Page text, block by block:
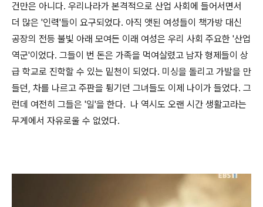
건만은 아니다. 우리나라가 본격적으로 산업 사회에 들어서면서
더 많은 '인력'들이 요구되었다. 아직 앳된 여성들이 책가방 대신
공장의 전등 불빛 아래 모여든 이래 여성은 우리 사회 주요한 '산업
역군'이었다. 그들이 번 돈은 가족을 먹여살렸고 남자 형제들이 상
급 학교로 진학할 수 있는 밑천이 되었다. 미싱을 돌리고 가발을 만
들던, 차를 나르고 주판을 튕기던 그녀들도 이제 나이가 들었다. 그
런데 여전히 그들은 '일'을 한다. 나 역시도 오랜 시간 생활고라는
무게에서 자유로울 수 없었다.